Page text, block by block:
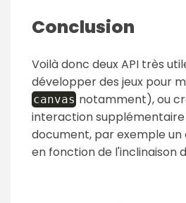
Conclusion
Voilà donc deux API très
développer des jeux pour
canvas notamment), ou
interaction
document, par exemple
en fonction de l'inclinaison